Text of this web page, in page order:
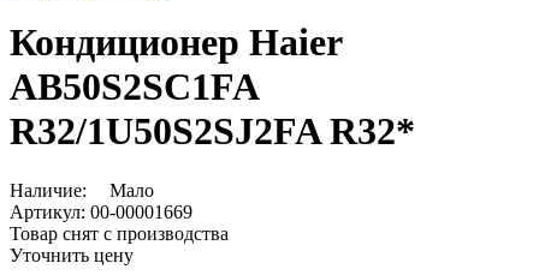
Кондиционер Haier
AB50S2SC1FA
R32/1U50S2SJ2FA R32*
Наличие:
Мало
Артикул: 00-00001669
Товар снят с производства
Уточнить цену